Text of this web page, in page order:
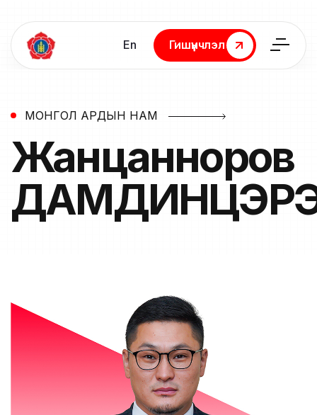
En
Гишүүнчлэл
Гишүүнчлэл
МОНГОЛ АРДЫН НАМ
Жанцанноров